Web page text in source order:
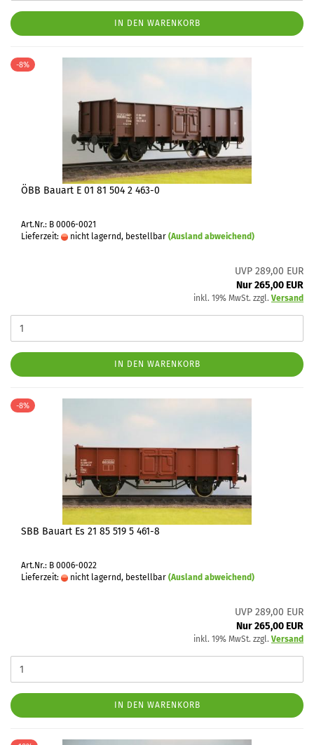
IN DEN WARENKORB
-8%
ÖBB Bauart E 01 81 504 2 463-0
Art.Nr.: B 0006-0021
Lieferzeit:
nicht lagernd, bestellbar (Ausland abweichend)
UVP 289,00 EUR
Nur 265,00 EUR
inkl. 19% MwSt. zzgl. Versand
IN DEN WARENKORB
-8%
SBB Bauart Es 21 85 519 5 461-8
Art.Nr.: B 0006-0022
Lieferzeit:
nicht lagernd, bestellbar (Ausland abweichend)
UVP 289,00 EUR
Nur 265,00 EUR
inkl. 19% MwSt. zzgl. Versand
IN DEN WARENKORB